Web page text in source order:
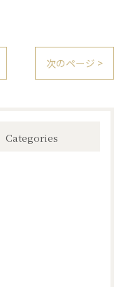
次のページ >
Categories